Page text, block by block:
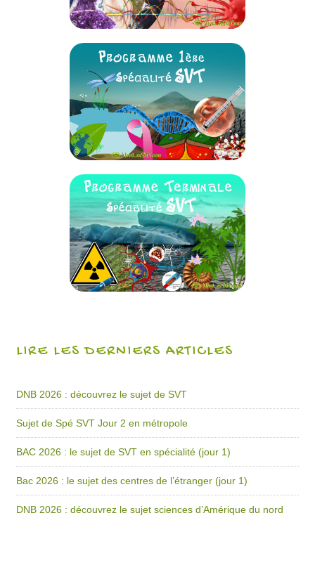
LIRE LES DERNIERS ARTICLES
DNB 2026 : découvrez le sujet de SVT
Sujet de Spé SVT Jour 2 en métropole
BAC 2026 : le sujet de SVT en spécialité (jour 1)
Bac 2026 : le sujet des centres de l’étranger (jour 1)
DNB 2026 : découvrez le sujet sciences d’Amérique du nord